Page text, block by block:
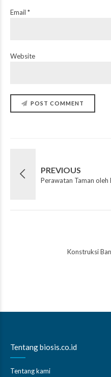
Email *
Website
POST COMMENT
PREVIOUS
Perawatan Taman oleh
Konstruksi
Tentang biosis.co.id
Tentang kami